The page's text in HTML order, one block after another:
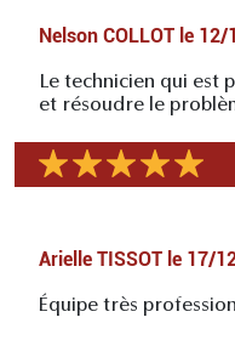
Nelson COLLOT le 12/
Le technicien qui est
et résoudre le
Arielle TISSOT le 17/
Équipe très